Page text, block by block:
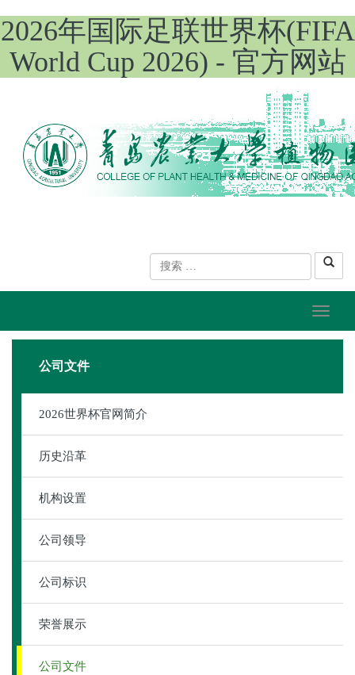
2026年国际足联世界杯(FIFA
World Cup 2026) - 官方网站
公司文件
​2026世界杯官网简介
历史沿革
机构设置
公司领导
公司标识
荣誉展示
公司文件